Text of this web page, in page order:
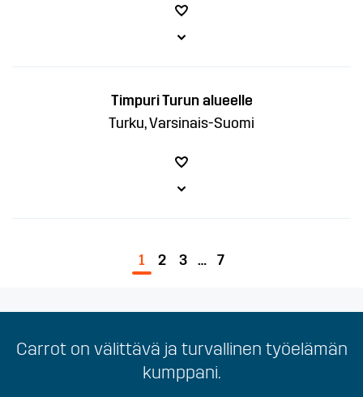
Timpuri Turun alueelle
Turku, Varsinais-Suomi
1 2 3 … 7
Carrot on välittävä ja turvallinen työelämän
kumppani.
Olemme välittäviä, vastuullisia ja nopeita.